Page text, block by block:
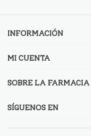
INFORMACIÓN
MI CUENTA
SOBRE LA FARMACIA
SÍGUENOS EN